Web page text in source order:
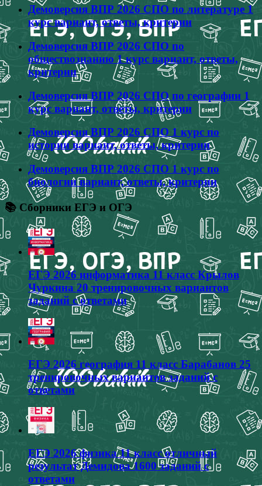
Демоверсия ВПР 2026 СПО по литературе 1
курс вариант, ответы, критерии
Демоверсия ВПР 2026 СПО по
обществознанию 1 курс вариант, ответы,
критерии
Демоверсия ВПР 2026 СПО по географии 1
курс вариант, ответы, критерии
Демоверсия ВПР 2026 СПО 1 курс по
истории вариант, ответы, критерии
Демоверсия ВПР 2026 СПО 1 курс по
биологии вариант, ответы, критерии
📚 Сборники ЕГЭ и ОГЭ
ЕГЭ 2026 информатика 11 класс Крылов
Чуркина 20 тренировочных вариантов
заданий с ответами
ЕГЭ 2026 география 11 класс Барабанов 25
тренировочных вариантов заданий с
ответами
ЕГЭ 2026 физика 11 класс отличный
результат Демидова 1600 заданий с
ответами